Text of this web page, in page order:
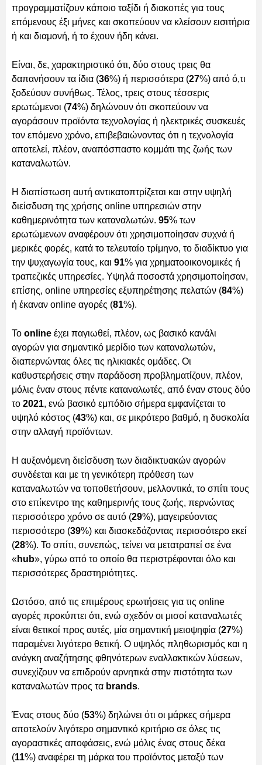
προγραμματίζουν κάποιο ταξίδι ή διακοπές για τους
επόμενους έξι μήνες και σκοπεύουν να κλείσουν εισιτήρια
ή και διαμονή, ή το έχουν ήδη κάνει.
Είναι, δε, χαρακτηριστικό ότι, δύο στους τρεις θα
δαπανήσουν τα ίδια (36%) ή περισσότερα (27%) από ό,τι
ξοδεύουν συνήθως. Τέλος, τρεις στους τέσσερις
ερωτώμενοι (74%) δηλώνουν ότι σκοπεύουν να
αγοράσουν προϊόντα τεχνολογίας ή ηλεκτρικές συσκευές
τον επόμενο χρόνο, επιβεβαιώνοντας ότι η τεχνολογία
αποτελεί, πλέον, αναπόσπαστο κομμάτι της ζωής των
καταναλωτών.
Η διαπίστωση αυτή αντικατοπτρίζεται και στην υψηλή
διείσδυση της χρήσης online υπηρεσιών στην
καθημερινότητα των καταναλωτών. 95% των
ερωτώμενων αναφέρουν ότι χρησιμοποίησαν συχνά ή
μερικές φορές, κατά το τελευταίο τρίμηνο, το διαδίκτυο για
την ψυχαγωγία τους, και 91% για χρηματοοικονομικές ή
τραπεζικές υπηρεσίες. Υψηλά ποσοστά χρησιμοποίησαν,
επίσης, online υπηρεσίες εξυπηρέτησης πελατών (84%)
ή έκαναν online αγορές (81%).
Το online έχει παγιωθεί, πλέον, ως βασικό κανάλι
αγορών για σημαντικό μερίδιο των καταναλωτών,
διαπερνώντας όλες τις ηλικιακές ομάδες. Οι
καθυστερήσεις στην παράδοση προβληματίζουν, πλέον,
μόλις έναν στους πέντε καταναλωτές, από έναν στους δύο
το 2021, ενώ βασικό εμπόδιο σήμερα εμφανίζεται το
υψηλό κόστος (43%) και, σε μικρότερο βαθμό, η δυσκολία
στην αλλαγή προϊόντων.
H αυξανόμενη διείσδυση των διαδικτυακών αγορών
συνδέεται και με τη γενικότερη πρόθεση των
καταναλωτών να τοποθετήσουν, μελλοντικά, το σπίτι τους
στο επίκεντρο της καθημερινής τους ζωής, περνώντας
περισσότερο χρόνο σε αυτό (29%), μαγειρεύοντας
περισσότερο (39%) και διασκεδάζοντας περισσότερο εκεί
(28%). Το σπίτι, συνεπώς, τείνει να μετατραπεί σε ένα
«hub», γύρω από το οποίο θα περιστρέφονται όλο και
περισσότερες δραστηριότητες.
Ωστόσο, από τις επιμέρους ερωτήσεις για τις online
αγορές προκύπτει ότι, ενώ σχεδόν οι μισοί καταναλωτές
είναι θετικοί προς αυτές, μία σημαντική μειοψηφία (27%)
παραμένει λιγότερο θετική. Ο υψηλός πληθωρισμός και η
ανάγκη αναζήτησης φθηνότερων εναλλακτικών λύσεων,
συνεχίζουν να επιδρούν αρνητικά στην πιστότητα των
καταναλωτών προς τα brands.
Ένας στους δύο (53%) δηλώνει ότι οι μάρκες σήμερα
αποτελούν λιγότερο σημαντικό κριτήριο σε όλες τις
αγοραστικές αποφάσεις, ενώ μόλις ένας στους δέκα
(11%) αναφέρει τη μάρκα του προϊόντος μεταξύ των